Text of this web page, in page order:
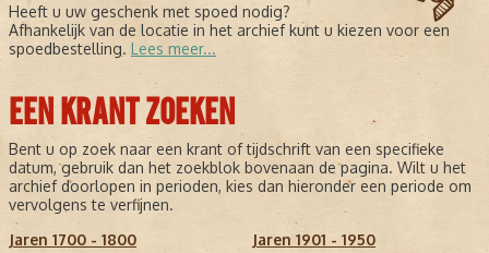
Heeft u uw geschenk met spoed nodig?
Afhankelijk van de locatie in het archief kunt u kiezen voor een
spoedbestelling. Lees meer...
EEN KRANT ZOEKEN
Bent u op zoek naar een krant of tijdschrift van een specifieke
datum, gebruik dan het zoekblok bovenaan de pagina. Wilt u het
archief doorlopen in perioden, kies dan hieronder een periode om
vervolgens te verfijnen.
Jaren 1700 - 1800
Jaren 1901 - 1950